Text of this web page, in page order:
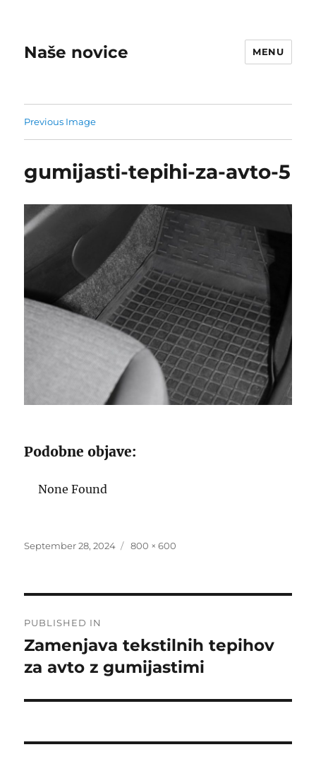
Naše novice MENU
Previous Image
gumijasti-tepihi-za-avto-5
Podobne objave:
None Found
Posted
September 28, 2024
Full
800 × 600
navigation
PUBLISHED IN
Zamenjava tekstilnih tepihov
za avto z gumijastimi